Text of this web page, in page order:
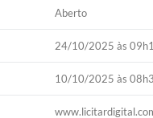
Aberto
24/10/2025 às
10/10/2025 às